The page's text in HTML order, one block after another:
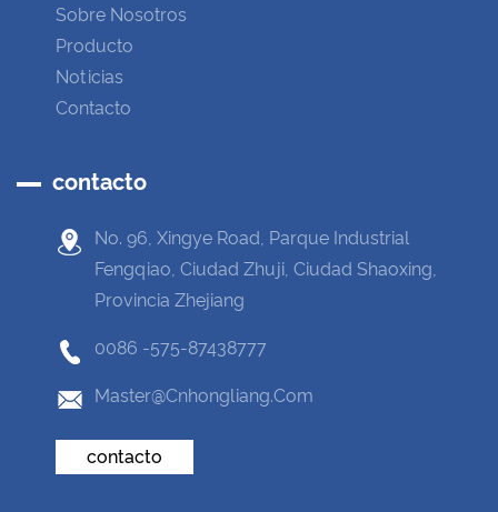
Sobre Nosotros
Producto
Noticias
Contacto
contacto
No. 96, Xingye Road, Parque Industrial
Fengqiao, Ciudad Zhuji, Ciudad Shaoxing,
Provincia Zhejiang
0086 -575-87438777
Master@cnhongliang.com
contacto